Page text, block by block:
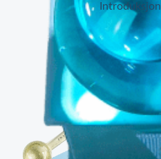
Introduksjon